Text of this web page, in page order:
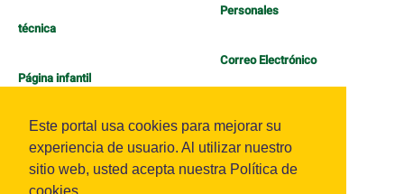
Este portal usa cookies para mejorar su
experiencia de usuario. Al utilizar nuestro
sitio web, usted acepta nuestra Política de
cookies.
técnica
Página infantil
Personales
Correo Electrónico